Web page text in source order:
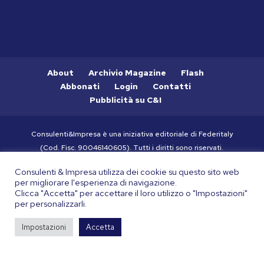
About Archivio Magazine
Flash
Abbonati
Login
Contatti
Pubblicità su C&I
Consulenti&Impresa è una iniziativa editoriale di Federitaly
(Cod. Fisc. 90046140605). Tutti i diritti sono riservati.
Consulenti & Impresa utilizza dei cookie su questo sito web
per migliorare l'esperienza di navigazione.
Clicca "Accetta" per accettare il loro utilizzo o "Impostazioni"
per personalizzarli.
Impostazioni Accetta